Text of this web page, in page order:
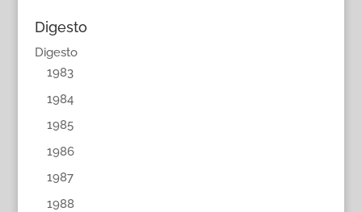
Digesto
Digesto
1983
1984
1985
1986
1987
1988